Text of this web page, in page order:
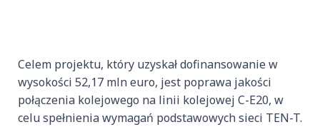
Celem projektu, który uzyskał dofinansowanie w
wysokości 52,17 mln euro, jest poprawa jakości
połączenia kolejowego na linii kolejowej C-E20, w
celu spełnienia wymagań podstawowych sieci TEN-T.